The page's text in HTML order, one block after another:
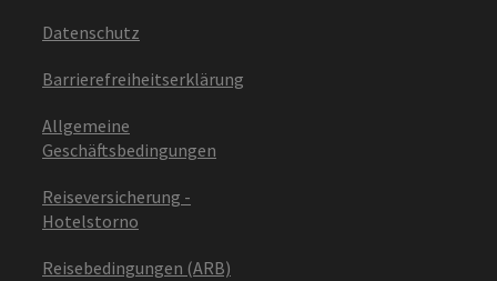
Datenschutz
Barrierefreiheitserklärung
Allgemeine
Geschäftsbedingungen
Reiseversicherung -
Hotelstorno
Reisebedingungen (ARB)